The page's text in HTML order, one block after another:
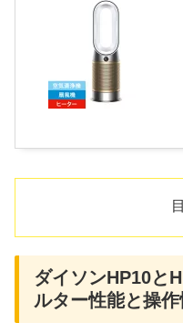
ダイソンHP10と
ルター性能と操